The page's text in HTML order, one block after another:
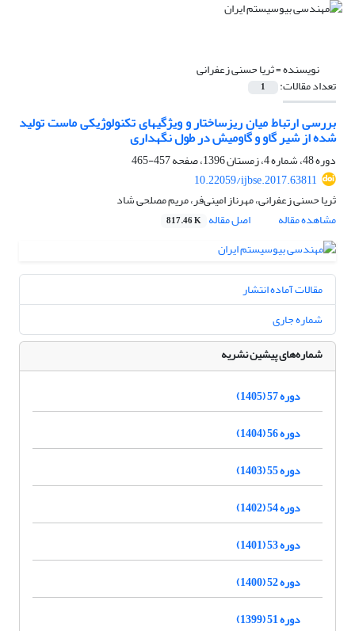
نویسنده =ثریا حسنی زعفرانی
تعداد مقالات: 1
بررسی ارتباط میان ریزساختار و ویژگیهای تکنولوژیکی ماست تولید
شده از شیر گاو و گاومیش در طول نگهداری
دوره 48، شماره 4، زمستان 1396، صفحه
457-465
10.22059/ijbse.2017.63811
ثریا حسنی زعفرانی، مهرناز امینی‌فر، مریم مصلحی شاد
مشاهده مقاله
اصل مقاله 817.46 K
مقالات آماده انتشار
شماره جاری
شماره‌های پیشین نشریه
دوره 57 (1405)
دوره 56 (1404)
دوره 55 (1403)
دوره 54 (1402)
دوره 53 (1401)
دوره 52 (1400)
دوره 51 (1399)